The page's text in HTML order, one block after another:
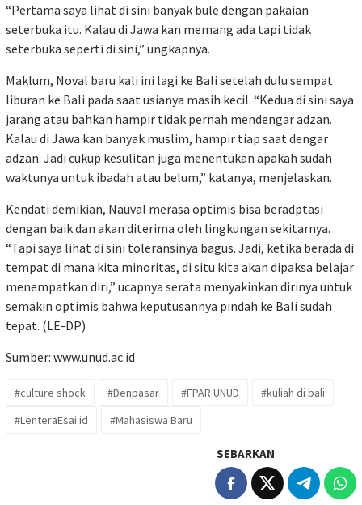
“Pertama saya lihat di sini banyak bule dengan pakaian
seterbuka itu. Kalau di Jawa kan memang ada tapi tidak
seterbuka seperti di sini,” ungkapnya.
Maklum, Noval baru kali ini lagi ke Bali setelah dulu sempat
liburan ke Bali pada saat usianya masih kecil. “Kedua di sini saya
jarang atau bahkan hampir tidak pernah mendengar adzan.
Kalau di Jawa kan banyak muslim, hampir tiap saat dengar
adzan. Jadi cukup kesulitan juga menentukan apakah sudah
waktunya untuk ibadah atau belum,” katanya, menjelaskan.
Kendati demikian, Nauval merasa optimis bisa beradptasi
dengan baik dan akan diterima oleh lingkungan sekitarnya.
“Tapi saya lihat di sini toleransinya bagus. Jadi, ketika berada di
tempat di mana kita minoritas, di situ kita akan dipaksa belajar
menempatkan diri,” ucapnya serata menyakinkan dirinya untuk
semakin optimis bahwa keputusannya pindah ke Bali sudah
tepat. (LE-DP)
Sumber: www.unud.ac.id
#culture shock #Denpasar #FPAR UNUD
#kuliah di bali
#LenteraEsai.id
#Mahasiswa Baru
SEBARKAN